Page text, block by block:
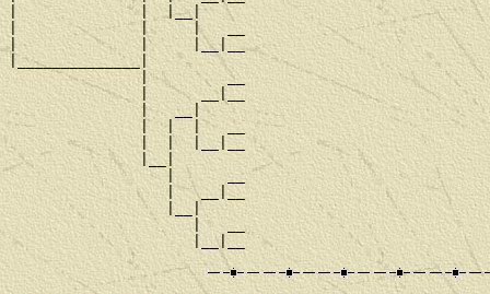
|              |  |__|
|              |     |   __
|              |     |__|__
|______________|
               |         __
               |      __|__
               |   __|
               |  |  |   __
               |  |  |__|__
               |__|
                  |      __
                  |   __|__
                  |__|
                     |   __